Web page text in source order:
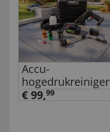
Accu-
hogedrukreiniger
€ 99,99